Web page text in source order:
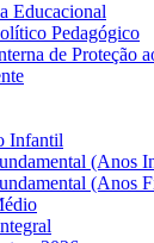
Educacional
Pedagógico
de Proteção
Infantil
(Anos
(Anos